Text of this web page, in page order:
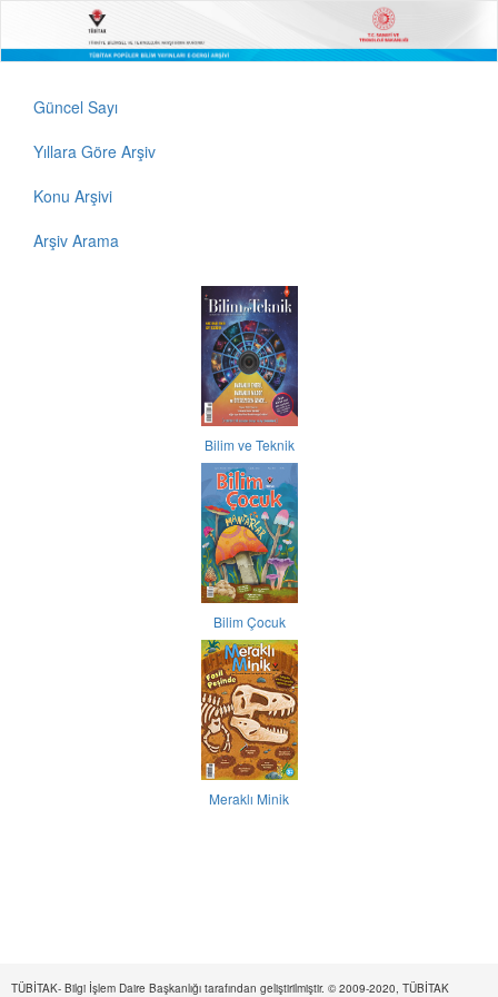
Güncel Sayı
Yıllara Göre Arşiv
Konu Arşivi
Arşiv Arama
Bilim ve Teknik
Bilim Çocuk
Meraklı Minik
TÜBİTAK- Bilgi İşlem Daire Başkanlığı tarafından geliştirilmiştir. © 2009-2020, TÜBİTAK